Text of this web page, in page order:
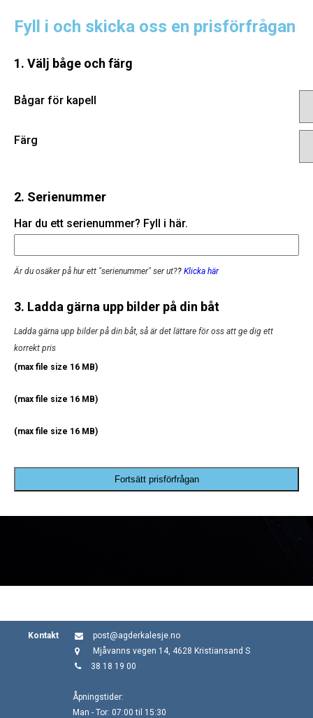
Fyll i och skicka oss en prisförfrågan
1. Välj båge och färg
Bågar för kapell
Färg
2. Serienummer
Har du ett serienummer? Fyll i här.
Är du osäker på hur ett "serienummer" ser ut?? Klicka här
3. Ladda gärna upp bilder på din båt
Ladda gärna upp bilder på din båt, så är det lättare för oss att ge dig ett
korrekt pris
(max file size 16 MB)
(max file size 16 MB)
(max file size 16 MB)
Fortsätt prisförfrågan
Kontakt
post@agderkalesje.no
Mjåvanns vegen 14, 4628 Kristiansand S
38 18 19 00
Åpningstider:
Man - Tor: 07:00 til 15:30